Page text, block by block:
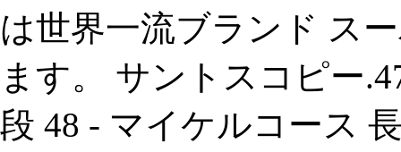
は世界一流ブランド ス
ます。 サントスコピー
段 48 - マイケルコース